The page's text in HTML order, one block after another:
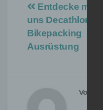
Entdecke mit
uns Decathlon
Bikepacking
Ausrüstung
Von